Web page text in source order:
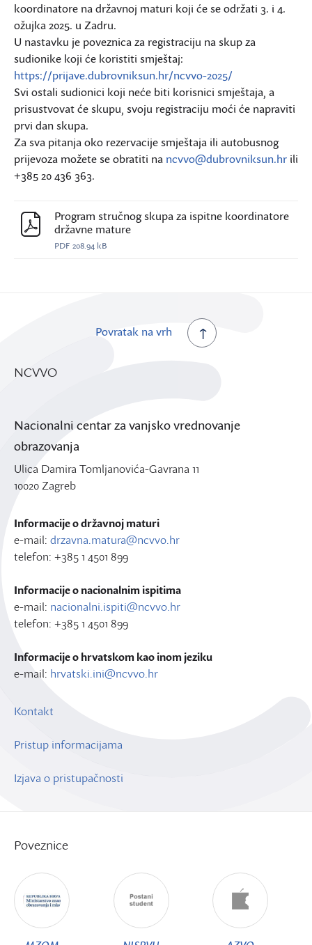
koordinatore na državnoj maturi koji će se održati 3. i 4.
ožujka 2025. u Zadru.
U nastavku je poveznica za registraciju na skup za
sudionike koji će koristiti smještaj:
https://prijave.dubrovniksun.hr/ncvvo-2025/
Svi ostali sudionici koji neće biti korisnici smještaja, a
prisustvovat će skupu, svoju registraciju moći će napraviti
prvi dan skupa.
Za sva pitanja oko rezervacije smještaja ili autobusnog
prijevoza možete se obratiti na ncvvo@dubrovniksun.hr ili
+385 20 436 363.
Program stručnog skupa za ispitne koordinatore
državne mature
PDF 208.94 kB
Povratak na vrh
NCVVO
Nacionalni centar za vanjsko vrednovanje
obrazovanja
Ulica Damira Tomljanovića-Gavrana 11
10020 Zagreb
Informacije o državnoj maturi
e-mail: drzavna.matura@ncvvo.hr
telefon: +385 1 4501 899
Informacije o nacionalnim ispitima
e-mail: nacionalni.ispiti@ncvvo.hr
telefon: +385 1 4501 899
Informacije o hrvatskom kao inom jeziku
e-mail: hrvatski.ini@ncvvo.hr
Kontakt
Pristup informacijama
Izjava o pristupačnosti
Poveznice